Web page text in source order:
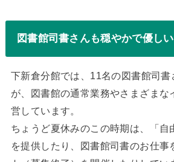
図書館司書さんも穏やかで優しい
下新倉分館では、11名の図書館司書
が、図書館の通常業務やさまざまな
営しています。
ちょうど夏休みのこの時期は、「自
を提供したり、図書館司書のお仕事